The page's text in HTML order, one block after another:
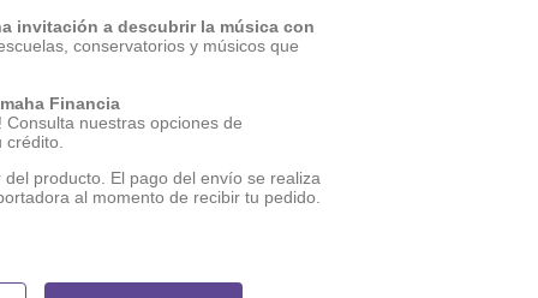
invitación a descubrir la música con
conservatorios y músicos que
Financia
nuestras opciones de
del producto. El pago del envío se realiza
al momento de recibir tu pedido.